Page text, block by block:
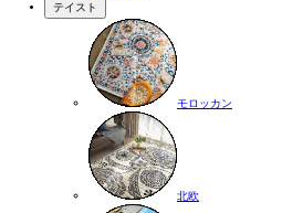
テイスト
モロッカン
北欧